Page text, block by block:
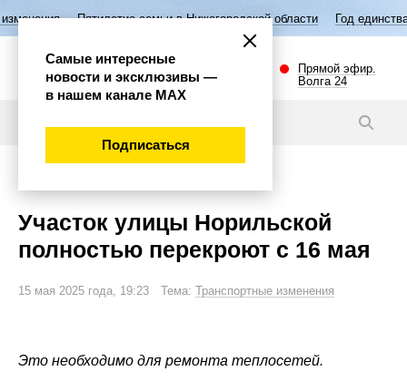
семьи в Нижегородской области Год единства народов России
Прямой эфир.
Волга 24
Участок улицы Норильской
полностью перекроют с 16 мая
15 мая 2025 года, 19:23 Тема: Транспортные изменения
Это необходимо для ремонта теплосетей.
Самые интересные
новости и эксклюзивы —
в нашем канале МАХ
Подписаться